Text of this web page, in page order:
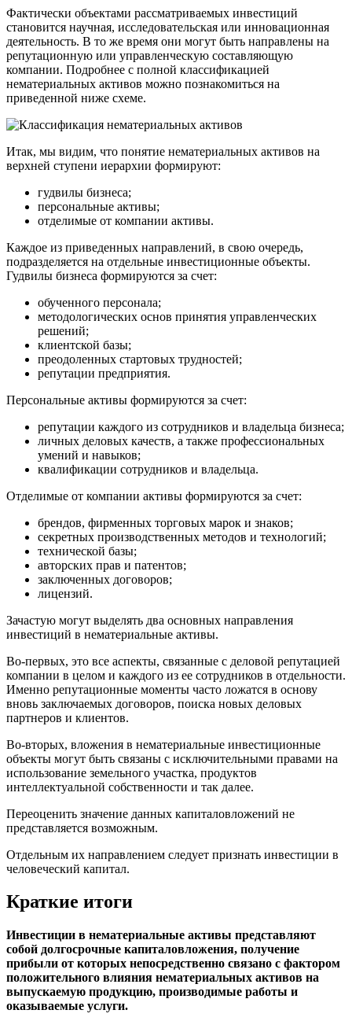
Фактически объектами рассматриваемых инвестиций
становится научная, исследовательская или инновационная
деятельность. В то же время они могут быть направлены на
репутационную или управленческую составляющую
компании. Подробнее с полной классификацией
нематериальных активов можно познакомиться на
приведенной ниже схеме.
Итак, мы видим, что понятие нематериальных активов на
верхней ступени иерархии формируют:
гудвилы бизнеса;
персональные активы;
отделимые от компании активы.
Каждое из приведенных направлений, в свою очередь,
подразделяется на отдельные инвестиционные объекты.
Гудвилы бизнеса формируются за счет:
обученного персонала;
методологических основ принятия управленческих
решений;
клиентской базы;
преодоленных стартовых трудностей;
репутации предприятия.
Персональные активы формируются за счет:
репутации каждого из сотрудников и владельца бизнеса;
личных деловых качеств, а также профессиональных
умений и навыков;
квалификации сотрудников и владельца.
Отделимые от компании активы формируются за счет:
брендов, фирменных торговых марок и знаков;
секретных производственных методов и технологий;
технической базы;
авторских прав и патентов;
заключенных договоров;
лицензий.
Зачастую могут выделять два основных направления
инвестиций в нематериальные активы.
Во-первых, это все аспекты, связанные с деловой репутацией
компании в целом и каждого из ее сотрудников в отдельности.
Именно репутационные моменты часто ложатся в основу
вновь заключаемых договоров, поиска новых деловых
партнеров и клиентов.
Во-вторых, вложения в нематериальные инвестиционные
объекты могут быть связаны с исключительными правами на
использование земельного участка, продуктов
интеллектуальной собственности и так далее.
Переоценить значение данных капиталовложений не
представляется возможным.
Отдельным их направлением следует признать инвестиции в
человеческий капитал.
Краткие итоги
Инвестиции в нематериальные активы представляют
собой долгосрочные капиталовложения, получение
прибыли от которых непосредственно связано с фактором
положительного влияния нематериальных активов на
выпускаемую продукцию, производимые работы и
оказываемые услуги.